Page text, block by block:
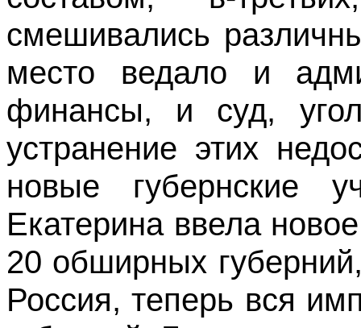
смешивались
место ведало и
финансы, и суд,
устранение этих
новые губернские
Екатерина ввела
20 обширных
Россия, теперь вся